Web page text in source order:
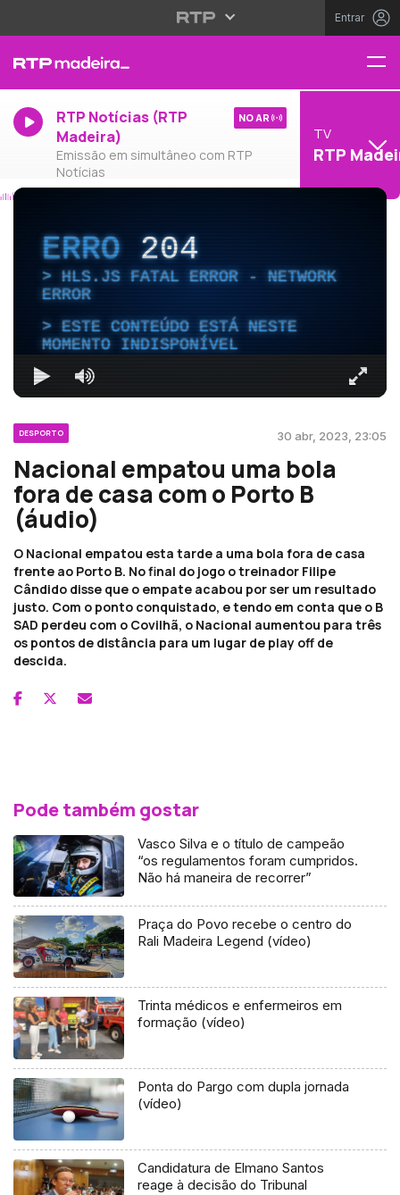
Entrar
RTP Notícias (RTP
Madeira)
Emissão em simultâneo com RTP
Notícias
NO AR
TV
RTP
ERRO204
HLS.JS FATAL ERROR - NETWORK
ERROR
ESTE CONTEÚDO ESTÁ NESTE
MOMENTO INDISPONÍVEL
DESPORTO 30 abr, 2023, 23:05
Nacional empatou uma bola
fora de casa com o Porto B
(áudio)
O Nacional empatou esta tarde a uma bola fora de casa
frente ao Porto B. No final do jogo o treinador Filipe
Cândido disse que o empate acabou por ser um resultado
justo. Com o ponto conquistado, e tendo em conta que o B
SAD perdeu com o Covilhã, o Nacional aumentou para três
os pontos de distância para um lugar de play off de
descida.
Pode também gostar
Vasco Silva e o título de campeão
“os regulamentos foram cumpridos.
Não há maneira de recorrer”
Praça do Povo recebe o centro do
Rali Madeira Legend (vídeo)
Trinta médicos e enfermeiros em
formação (vídeo)
Ponta do Pargo com dupla jornada
(vídeo)
Candidatura de Elmano Santos
reage à decisão do Tribunal